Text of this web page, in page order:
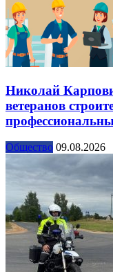
Николай
ветеранов
Общество 09.08.2026